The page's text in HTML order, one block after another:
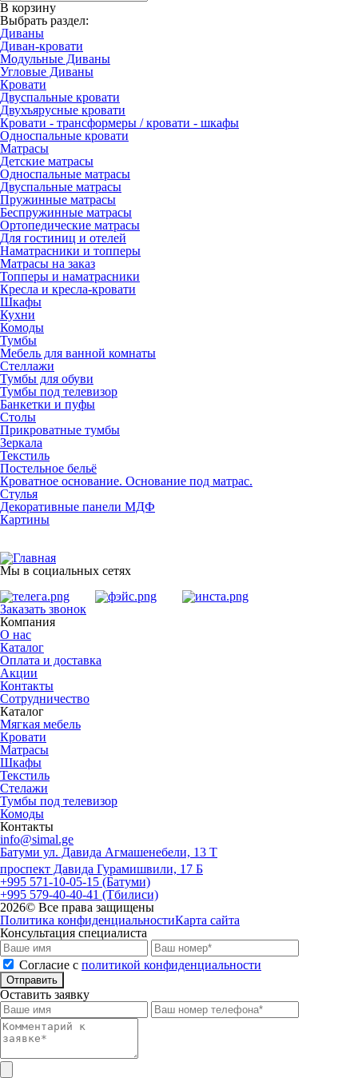
В корзину
Выбрать раздел:
Диваны
Диван-кровати
Модульные Диваны
Угловые Диваны
Кровати
Двуспальные кровати
Двухъярусные кровати
Кровати - трансформеры / кровати - шкафы
Односпальные кровати
Матрасы
Детские матрасы
Односпальные матрасы
Двуспальные матрасы
Пружинные матрасы
Беспружинные матрасы
Ортопедические матрасы
Для гостиниц и отелей
Наматрасники и топперы
Матрасы на заказ
Топперы и наматрасники
Кресла и кресла-кровати
Шкафы
Кухни
Комоды
Тумбы
Мебель для ванной комнаты
Стеллажи
Тумбы для обуви
Тумбы под телевизор
Банкетки и пуфы
Столы
Прикроватные тумбы
Зеркала
Текстиль
Постельное бельё
Кроватное основание. Основание под матрас.
Стулья
Декоративные панели МДФ
Картины
Мы в социальных сетях
Заказать звонок
Компания
О нас
Каталог
Оплата и доставка
Акции
Контакты
Сотрудничество
Каталог
Мягкая мебель
Кровати
Матрасы
Шкафы
Текстиль
Стелажи
Тумбы под телевизор
Комоды
Контакты
info@simal.ge
Батуми ул. Давида Агмашенебели, 13 Т
проспект Давида Гурамишвили, 17 Б
+995 571-10-05-15 (Батуми)
+995 579-40-40-41 (Тбилиси)
2026© Все права защищены
Политика конфиденциальностиКарта сайта
Консультация специалиста
Cогласие с политикой конфиденциальности
Отправить
Оставить заявку